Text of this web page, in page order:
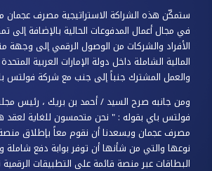
ستمكّن هذه الشراكة الاستراتيجية مصرف عجمان
في مجال أعمال المدفوعات الحالية بالإضافة إلى
الأفراد والشركات من الوصول الرقمي إلى وجهة
المالية الشاملة داخل دولة الإمارات العربية
والعمل المشترك جنباً إلى جنب مع شركة فولتس
ومن جانبه صرح السيد / أحمد بن بريك ، رئيس
فولتس باي بقوله : " نحن متحمسون للغاية لعقد
مصرف عجمان ويسعدنا أن نقوم معاً بإطلاق
نوعها والتي من شأنها أن توفر بوابة دفع شاملة
البطاقات عبر منصة قائمة على التطبيقات الرقمية